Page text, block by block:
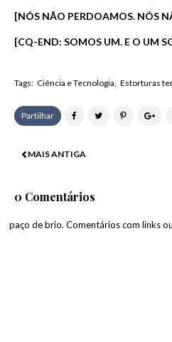
[NÓS NÃO PERDOAMOS. NÓS
[CQ-END: SOMOS UM. E O UM
Tags: Ciência e Tecnologia Estorturas
Partilhar
MAIS ANTIGA
0 Comentários
paço de brio. Comentários com links